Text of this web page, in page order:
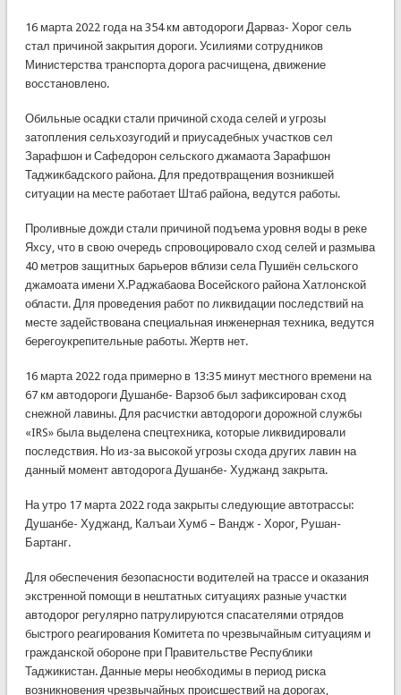
16 марта 2022 года на 354 км автодороги Дарваз- Хорог сель
стал причиной закрытия дороги. Усилиями сотрудников
Министерства транспорта дорога расчищена, движение
восстановлено.
Обильные осадки стали причиной схода селей и угрозы
затопления сельхозугодий и приусадебных участков сел
Зарафшон и Сафедорон сельского джамаота Зарафшон
Таджикбадского района. Для предотвращения возникшей
ситуации на месте работает Штаб района, ведутся работы.
Проливные дожди стали причиной подъема уровня воды в реке
Яхсу, что в свою очередь спровоцировало сход селей и размыва
40 метров защитных барьеров вблизи села Пушиён сельского
джамоата имени Х.Раджабаова Восейского района Хатлонской
области. Для проведения работ по ликвидации последствий на
месте задействована специальная инженерная техника, ведутся
берегоукрепительные работы. Жертв нет.
16 марта 2022 года примерно в 13:35 минут местного времени на
67 км автодороги Душанбе- Варзоб был зафиксирован сход
снежной лавины. Для расчистки автодороги дорожной службы
«IRS» была выделена спецтехника, которые ликвидировали
последствия. Но из-за высокой угрозы схода других лавин на
данный момент автодорога Душанбе- Худжанд закрыта.
На утро 17 марта 2022 года закрыты следующие автотрассы:
Душанбе- Худжанд, Калъаи Хумб – Вандж - Хорог, Рушан-
Бартанг.
Для обеспечения безопасности водителей на трассе и оказания
экстренной помощи в нештатных ситуациях разные участки
автодорог регулярно патрулируются спасателями отрядов
быстрого реагирования Комитета по чрезвычайным ситуациям и
гражданской обороне при Правительстве Республики
Таджикистан. Данные меры необходимы в период риска
возникновения чрезвычайных происшествий на дорогах,